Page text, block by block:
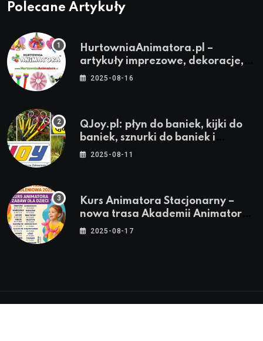
Polecane Artykuły
HurtowniaAnimatora.pl –
artykuły imprezowe, dekoracje,
stroje i akcesoria dla animatorów
2025-08-16
QJoy.pl: płyn do baniek, kijki do
baniek, sznurki do baniek i
zestawy do baniek
2025-08-11
Kurs Animatora Stacjonarny –
nowa trasa Akademii Animatora
– jesień 2025
2025-08-17